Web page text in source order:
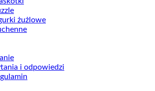
żużlowe
i odpowiedzi